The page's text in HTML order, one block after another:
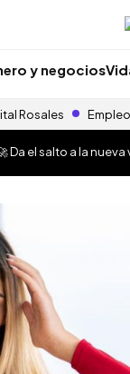
y negocios
Rosales
Da el salto a la